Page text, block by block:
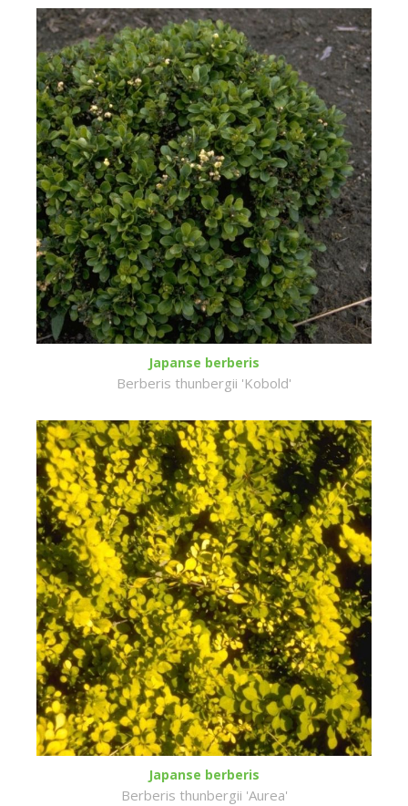
Japanse berberis
Berberis thunbergii 'Kobold'
Japanse berberis
Berberis thunbergii 'Aurea'